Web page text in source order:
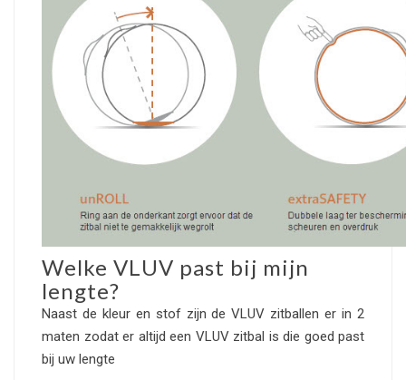
Welke VLUV past bij mijn
lengte?
Naast de kleur en stof zijn de VLUV zitballen er in 2
maten zodat er altijd een VLUV zitbal is die goed past
bij uw lengte